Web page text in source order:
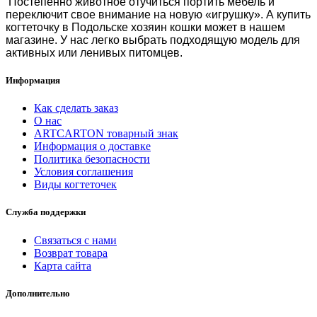
переключит свое внимание на новую «игрушку». А купить
когтеточку в Подольске хозяин кошки может в нашем
магазине. У нас легко выбрать подходящую модель для
активных или ленивых питомцев.
Информация
Как сделать заказ
О нас
ARTCARTON товарный знак
Информация о доставке
Политика безопасности
Условия соглашения
Виды когтеточек
Служба поддержки
Связаться с нами
Возврат товара
Карта сайта
Дополнительно